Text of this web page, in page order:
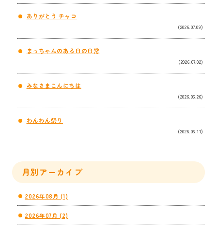
ありがとう チャコ
(2026.07.09)
まっちゃんのある日の日常
(2026.07.02)
みなさまこんにちは
(2026.06.26)
わんわん祭り
(2026.06.11)
月別アーカイブ
2026年08月 (1)
2026年07月 (2)